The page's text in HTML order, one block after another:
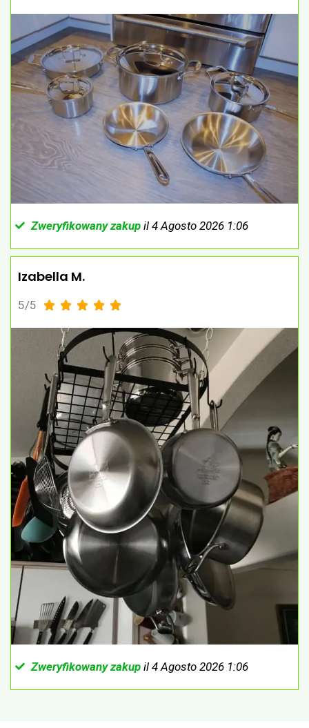
Zweryfikowany zakupil 4 Agosto 2026 1:06
Izabella M.
5/5     
Zweryfikowany zakupil 4 Agosto 2026 1:06